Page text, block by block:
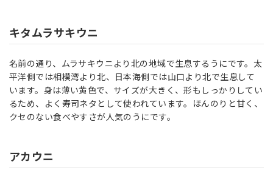
キタムラサキウニ
名前の通り、ムラサキウニより北の地域で生息するうにです。太
平洋側では相模湾より北、日本海側では山口より北で生息して
います。身は薄い黄色で、サイズが大きく、形もしっかりしてい
るため、よく寿司ネタとして使われています。ほんのりと甘く、
クセのない食べやすさが人気のうにです。
アカウニ